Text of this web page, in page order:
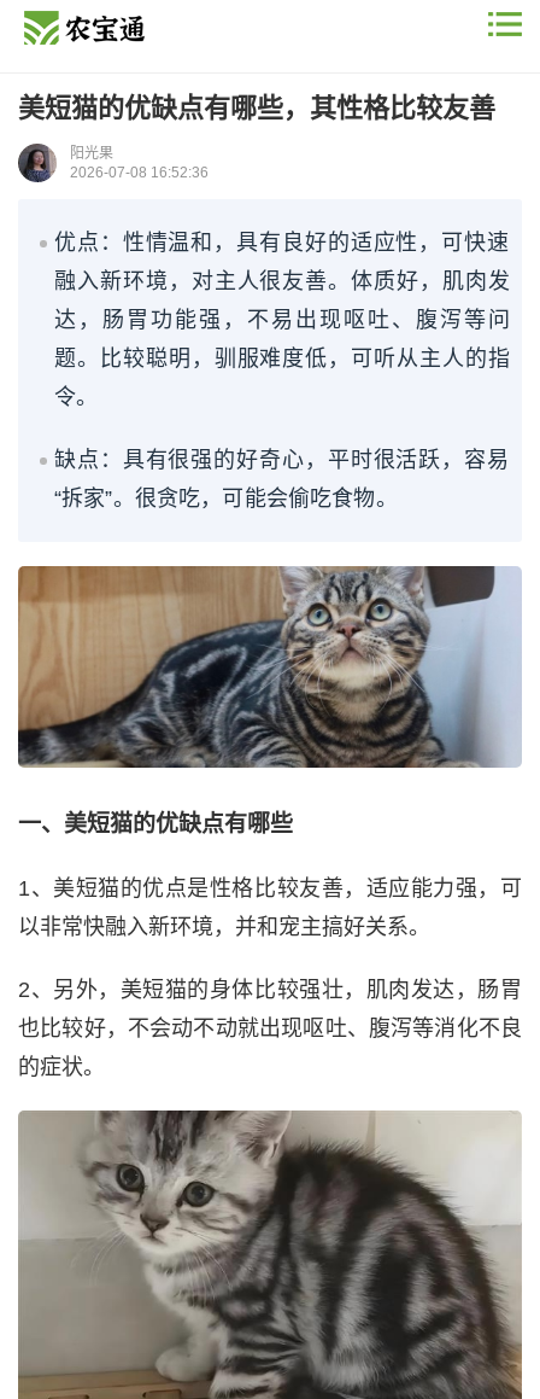
美短猫的优缺点有哪些，其性格比较友善
阳光果
2026-07-08 16:52:36
优点：性情温和，具有良好的适应性，可快速
融入新环境，对主人很友善。体质好，肌肉发
达，肠胃功能强，不易出现呕吐、腹泻等问
题。比较聪明，驯服难度低，可听从主人的指
令。
缺点：具有很强的好奇心，平时很活跃，容易
“拆家”。很贪吃，可能会偷吃食物。
一、美短猫的优缺点有哪些
1、美短猫的优点是性格比较友善，适应能力强，可
以非常快融入新环境，并和宠主搞好关系。
2、另外，美短猫的身体比较强壮，肌肉发达，肠胃
也比较好，不会动不动就出现呕吐、腹泻等消化不良
的症状。